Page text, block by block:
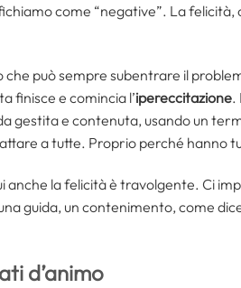
come “negative”. La felicità,
può sempre subentrare il
finisce e comincia l’ipereccitazione.
gestita e contenuta, usando un
a tutte. Proprio perché hanno
anche la felicità è travolgente. Ci
guida, un contenimento, come
d’animo